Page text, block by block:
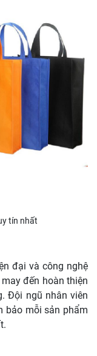
tín nhất
đại và công nghệ
đến hoàn thiện
Đội ngũ nhân viên
bảo mỗi sản phẩm